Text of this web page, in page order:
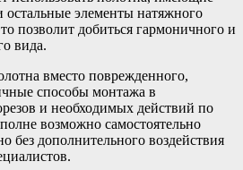
остальные элементы натяжного
позволит добиться гармоничного и
вида.
вместо поврежденного,
способы монтажа в
и необходимых действий по
возможно самостоятельно
без дополнительного воздействия